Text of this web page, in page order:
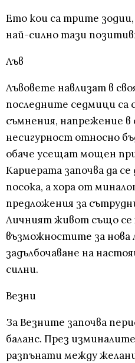
Ето кои са трите
най-силно тази
Лъв
Лъвовете навлизат в
последните седмици са
съмнения, напрежение
несигурност относно
обаче усещат мощен
Кариерата започва да
посока, а хора от
предложения за
Личният живот също се
възможностите за нова
задълбочаване на
силни.
Везни
За Везните започва
баланс. През
разпънати между